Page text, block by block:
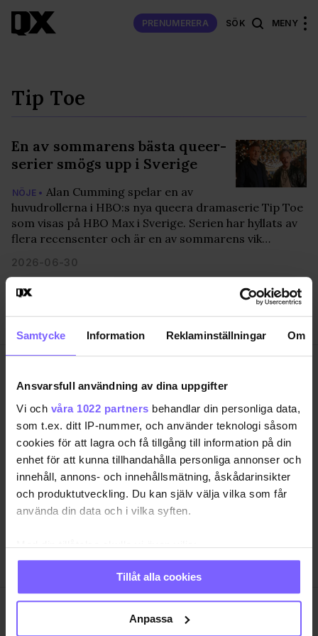
Samtycke Information Reklaminställningar Om
Ansvarsfull användning av dina uppgifter
Vi och våra 1022 partners behandlar din personliga data,
som t.ex. ditt IP-nummer, och använder teknologi såsom
cookies för att lagra och få tillgång till information på din
enhet för att kunna tillhandahålla personliga annonser och
innehåll, annons- och innehållsmätning, åskådarinsikter
och produktutveckling. Du kan själv välja vilka som får
använda din data och i vilka syften.
Med din tillåtelse skulle vi även vilja:
Samla in information om din geografiska plats
som kan ha en noggrannhet på upp till flera meter
Identifiera din enhet genom att aktivt skanna den
för specifika kännetecken (fingeravtryck)
Tillåt alla cookies
Anpassa
PRENUMERERA SÖK MENY
Tip Toe
En av sommarens bästa queer-
serier smögs upp i Sverige
NÖJE • Alan Cumming spelar en av
huvudrollerna i HBO:s nya queera dramaserie Tip Toe
som visas på HBO Max i Sverige. Serien har hyllats av
flera recensenter och är en av sommarens vik…
2026-06-30
SAMHÄLLE
NÖJE
LIVSSTIL
RESA
QRUISER
ANNONSERA
OM OSS
VANLIGA FRÅGOR OCH SVAR
TIDNINGSARKIV
HÄR FINNS TIDNINGEN
PRENUMERERA
QX Förlag AB är, sedan 1995, regnbågs-communityts